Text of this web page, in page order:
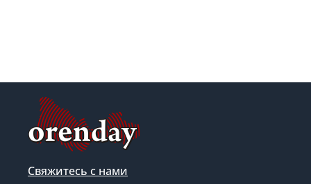
Свяжитесь с нами